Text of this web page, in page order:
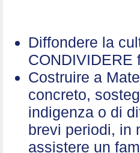
Diffondere la
Costruire a
concreto,
indigenza o di
brevi periodi, in
assistere un